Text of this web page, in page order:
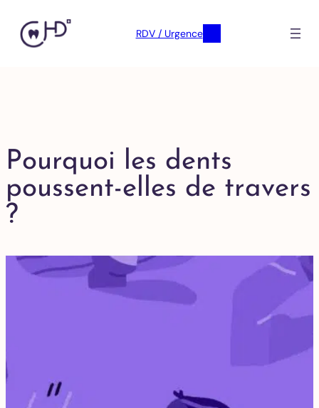
RDV / Urgence
Pourquoi les dents
poussent-elles de travers
?